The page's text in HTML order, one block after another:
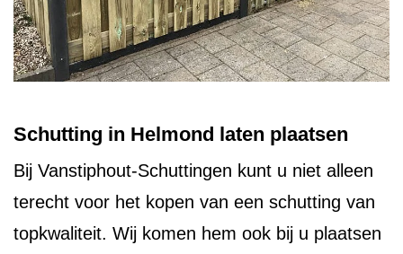
Schutting in Helmond laten plaatsen
Bij Vanstiphout-Schuttingen kunt u niet alleen
terecht voor het kopen van een schutting van
topkwaliteit. Wij komen hem ook bij u plaatsen